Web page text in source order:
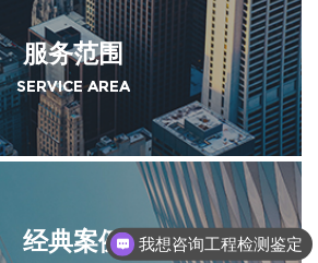
服务范围
SERVICE AREA
经典案例 我想咨询工程检测鉴定